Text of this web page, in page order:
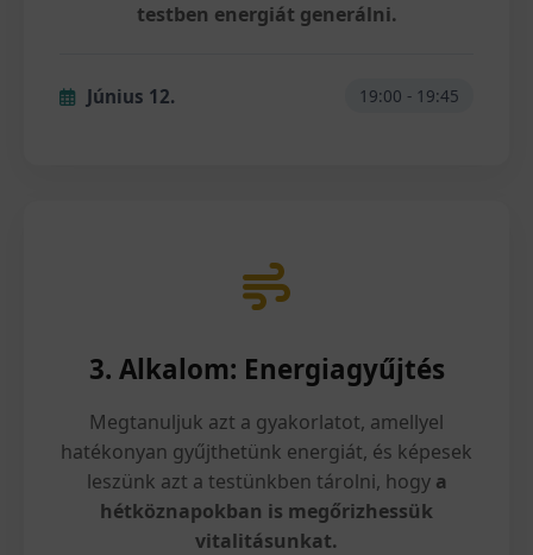
testben energiát generálni.
Június 12. 19:00 - 19:45
3. Alkalom: Energiagyűjtés
Megtanuljuk azt a gyakorlatot, amellyel
hatékonyan gyűjthetünk energiát, és képesek
leszünk azt a testünkben tárolni, hogy a
hétköznapokban is megőrizhessük
vitalitásunkat.